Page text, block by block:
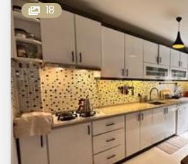
18